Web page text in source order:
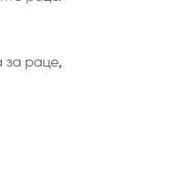
за раце,